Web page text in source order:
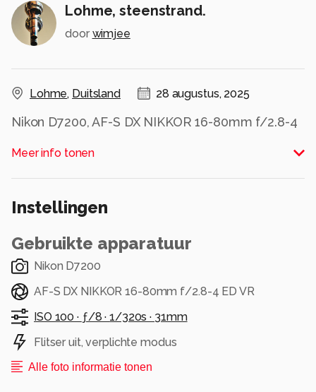
Lohme, steenstrand.
door wimjee
Lohme, Duitsland 28 augustus, 2025
Nikon D7200, AF-S DX NIKKOR 16-80mm f/2.8-4
Rügen (DE), 24 juli 2025.
#deutschland #germany #skywalk
#balticsee #see #water
#photography #photographylovers
#nikon #nikonphotography #nikonphoto
#iamnikon
#zoomnl #zoomnlfeedback #cameranu_nl
#photo #photography #photooftheday
Alle rechten voorbehouden
Meer info tonen
Instellingen
Gebruikte apparatuur
Nikon D7200
AF-S DX NIKKOR 16-80mm f/2.8-4 ED VR
ISO 100 · ƒ/8 ·1/320s · 31mm
Flitser uit, verplichte modus
Alle foto informatie tonen